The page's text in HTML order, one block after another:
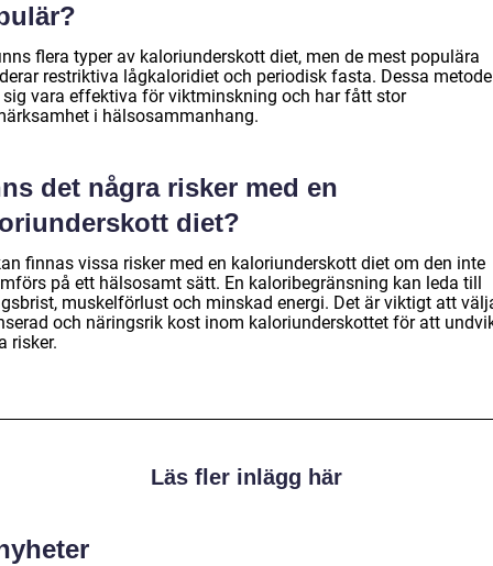
flera typer av kaloriunderskott diet, men de mest populära
restriktiva lågkaloridiet och periodisk fasta. Dessa
vara effektiva för viktminskning och har fått stor
i hälsosammanhang.
det några risker med en
diet?
finnas vissa risker med en kaloriunderskott diet om den inte
på ett hälsosamt sätt. En kaloribegränsning kan leda till
muskelförlust och minskad energi. Det är viktigt att
och näringsrik kost inom kaloriunderskottet för att
risker.
Läs fler inlägg här